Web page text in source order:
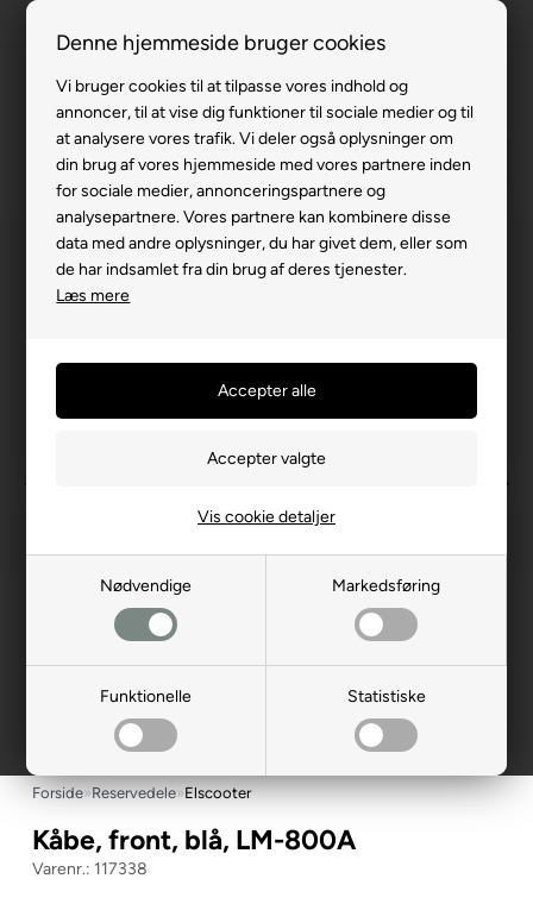
Denne hjemmeside bruger cookies
Vi bruger cookies til at tilpasse vores indhold og
annoncer, til at vise dig funktioner til sociale medier og til
at analysere vores trafik. Vi deler også oplysninger om
din brug af vores hjemmeside med vores partnere inden
for sociale medier, annonceringspartnere og
analysepartnere. Vores partnere kan kombinere disse
data med andre oplysninger, du har givet dem, eller som
de har indsamlet fra din brug af deres tjenester.
Læs mere
Nødvendige Markedsføring
Funktionelle Statistiske
Vis cookie detaljer
Gratis levering v. køb for 799,-
Service hos dig
3 års garanti
63 15 00 00
Forside»Reservedele»Elscooter
Kåbe, front, blå, LM-800A
117338